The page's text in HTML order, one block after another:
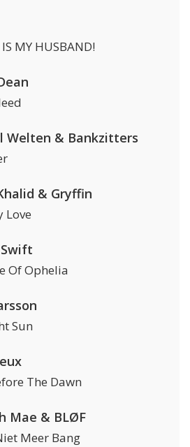
MY HUSBAND!
Welten & Bankzitters
& Gryffin
Love
Of Ophelia
Sun
The Dawn
Mae & BLØF
Meer Bang